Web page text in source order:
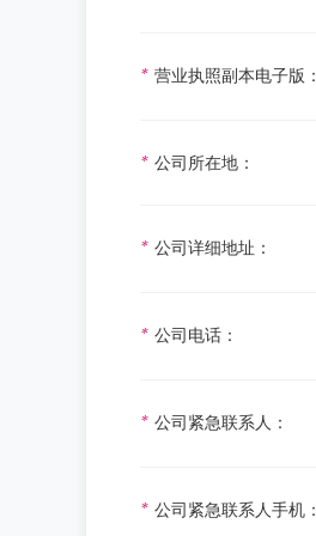
* 营业执照副本电子版：
* 公司所在地：
* 公司详细地址：
* 公司电话：
* 公司紧急联系人：
* 公司紧急联系人手机：